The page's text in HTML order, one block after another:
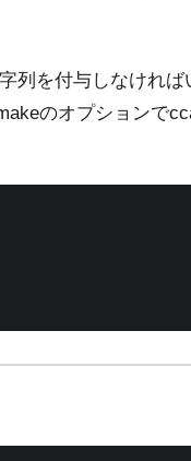
列を付与しなければ
のオプションで
-g -